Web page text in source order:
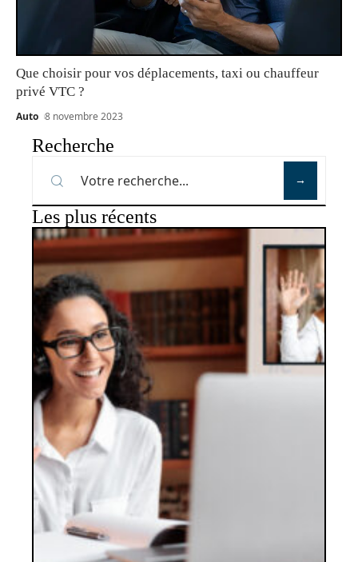
Que choisir pour vos déplacements, taxi ou chauffeur
privé VTC ?
Auto 8 novembre 2023
Recherche
Les plus récents